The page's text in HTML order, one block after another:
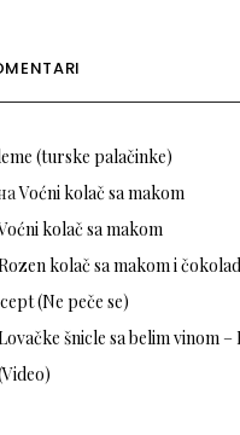
(turske palačinke)
Voćni kolač sa makom
kolač sa makom
kolač sa makom i
(Ne peče se)
šnicle sa belim vinom –